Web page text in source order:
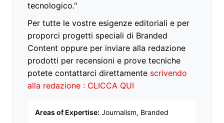
tecnologico."
Per tutte le vostre esigenze editoriali e per
proporci progetti speciali di Branded
Content oppure per inviare alla redazione
prodotti per recensioni e prove tecniche
potete contattarci direttamente scrivendo
alla redazione : CLICCA QUI
Areas of Expertise: Journalism, Branded